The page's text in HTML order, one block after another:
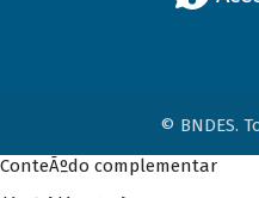
© BNDES.
ConteÃºdo complementar